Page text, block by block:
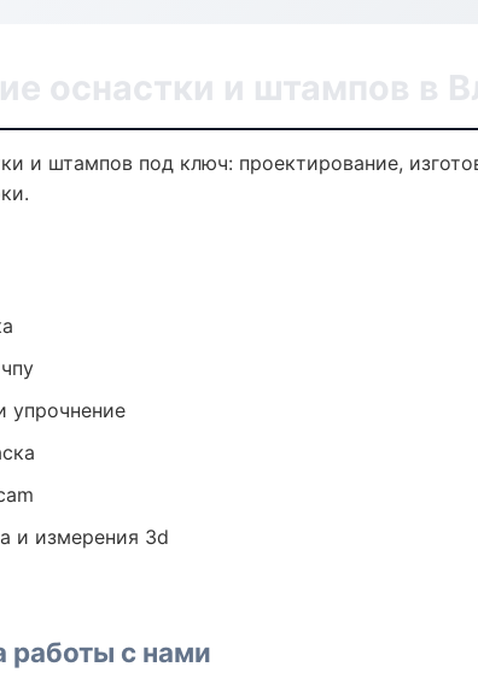
оснастки и штампов в
и штампов под ключ: проектирование,
упрочнение
и измерения 3d
с нами